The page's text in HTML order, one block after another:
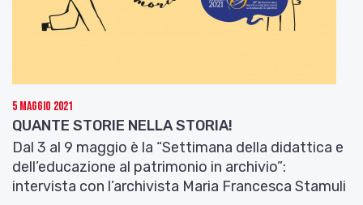
Galimberti, Recalcati, Rodotà, Augé, Nancy,
Sloterdijk
che, nella storia del pensiero occidentale, hanno
costituito modelli o svolte concettuali rilevanti per
il tema dell’agonismo: dall’anima in conflitto del
Fedrodi Platone alla concordia civica nellaPolitica
di Aristotele fino al conflitto nelle volontà nelle
Confessionidi Agostino. Per l’età moderna si
5 Maggio 2021
QUANTE STORIE NELLA STORIA!
Dal 3 al 9 maggio è la “Settimana della didattica e
dell’educazione al patrimonio in archivio”:
intervista con l’archivista Maria Francesca Stamuli